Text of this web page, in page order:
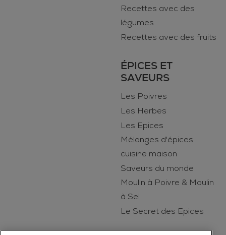
Recettes avec des
légumes
Recettes avec des fruits
ÉPICES ET
SAVEURS
Les Poivres
Les Herbes
Les Epices
Mélanges d'épices
cuisine maison
Saveurs du monde
Moulin à Poivre & Moulin
à Sel
Le Secret des Epices